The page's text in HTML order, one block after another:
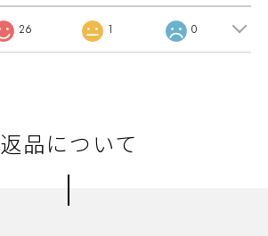
26 1 0
返品について